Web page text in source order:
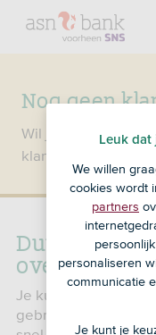
Nog geen
Wil je een product
klant bij SNS?
Duur
Je kunt nog steeds
gebruiken bij SNS.
Leuk
We willen
cookies wordt
partners
personaliseren
communicatie
Je kunt je